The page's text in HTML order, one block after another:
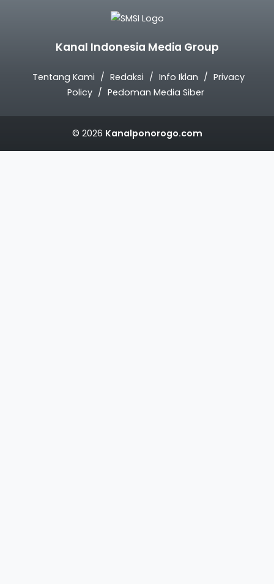
Kanal Indonesia Media Group
Tentang Kami Redaksi Info Iklan
Privacy
Policy
Pedoman Media Siber
© 2026 Kanalponorogo.com